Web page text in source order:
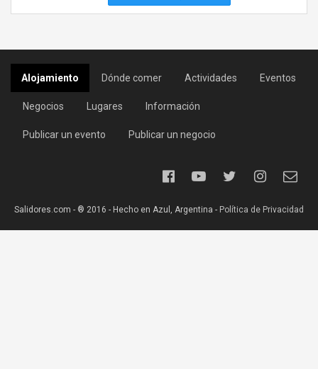
Alojamiento Dónde comer Actividades Eventos
Negocios Lugares Información
Publicar un evento Publicar un negocio
Salidores.com - ® 2016 - Hecho en Azul, Argentina - Política de Privacidad